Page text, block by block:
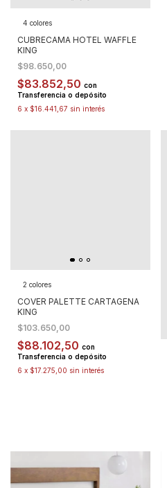
4 colores
CUBRECAMA HOTEL WAFFLE
KING
$98.650,00
$83.852,50 con
Transferencia o depósito
6 x $16.441,67 sin interés
2 colores
COVER PALETTE CARTAGENA
KING
$103.650,00
$88.102,50 con
Transferencia o depósito
6 x $17.275,00 sin interés